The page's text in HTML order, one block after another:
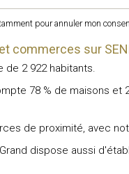
pour annuler mon
commerces sur
de 2 922 habitants.
78 % de maisons
de proximité, avec
dispose aussi